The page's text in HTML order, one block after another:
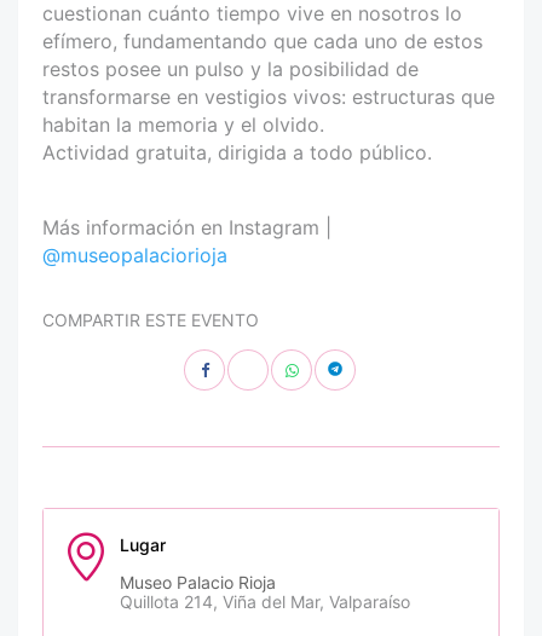
cuestionan cuánto tiempo vive en nosotros lo
efímero, fundamentando que cada uno de estos
restos posee un pulso y la posibilidad de
transformarse en vestigios vivos: estructuras que
habitan la memoria y el olvido.
Actividad gratuita, dirigida a todo público.
Más información en Instagram |
@museopalaciorioja
COMPARTIR ESTE EVENTO
Lugar
Museo Palacio Rioja
Quillota 214, Viña del Mar, Valparaíso